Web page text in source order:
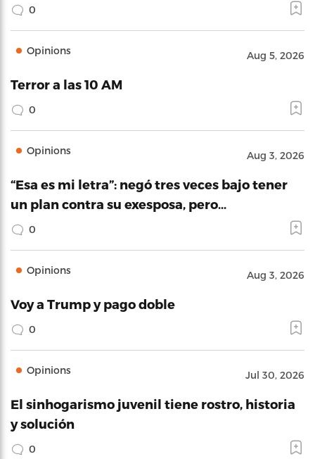
0
Opinions Aug 5, 2026
Terror a las 10 AM
0
Opinions Aug 3, 2026
“Esa es mi letra”: negó tres veces bajo tener
un plan contra su exesposa, pero…
0
Opinions Aug 3, 2026
Voy a Trump y pago doble
0
Opinions Jul 30, 2026
El sinhogarismo juvenil tiene rostro, historia
y solución
0